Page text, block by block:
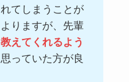
てしまうことが
りますが、先輩
えてくれるよう
っていた方が良